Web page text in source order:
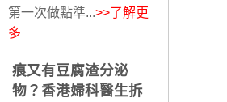
第一次做點準...>>了解更
多
痕又有豆腐渣分泌
物？香港婦科醫生拆